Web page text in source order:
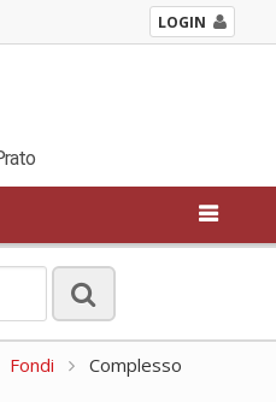
LOGIN
Fondi
Complesso